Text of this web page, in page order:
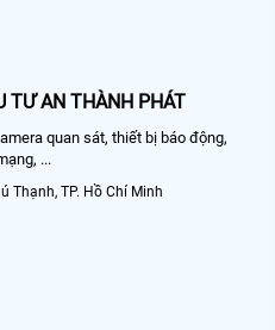
TƯ AN THÀNH PHÁT
quan sát, thiết bị báo động,
...
Thạnh, TP. Hồ Chí Minh